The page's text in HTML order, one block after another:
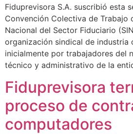
Fiduprevisora S.A. suscribió esta
Convención Colectiva de Trabajo
Nacional del Sector Fiduciario
organización sindical de industria
inicialmente por trabajadores del
técnico y administrativo de la
Fiduprevisora
proceso de
computadores